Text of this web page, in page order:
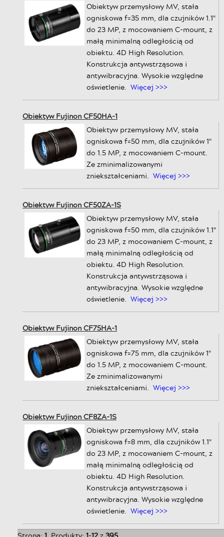
Obiektyw przemysłowy MV, stała
ogniskowa f=35 mm, dla czujników 1.1"
do 23 MP, z mocowaniem C-mount, z
małą minimalną odległością od
obiektu. 4D High Resolution.
Konstrukcja antywstrząsowa i
antywibracyjna. Wysokie względne
oświetlenie. Więcej >>>
Obiektyw Fujinon CF50HA-1
Obiektyw przemysłowy MV, stała
ogniskowa f=50 mm, dla czujników 1"
do 1.5 MP, z mocowaniem C-mount.
Ze zminimalizowanymi
zniekształceniami. Więcej >>>
Obiektyw Fujinon CF50ZA-1S
Obiektyw przemysłowy MV, stała
ogniskowa f=50 mm, dla czujników 1.1"
do 23 MP, z mocowaniem C-mount, z
małą minimalną odległością od
obiektu. 4D High Resolution.
Konstrukcja antywstrząsowa i
antywibracyjna. Wysokie względne
oświetlenie. Więcej >>>
Obiektyw Fujinon CF75HA-1
Obiektyw przemysłowy MV, stała
ogniskowa f=75 mm, dla czujników 1"
do 1.5 MP, z mocowaniem C-mount.
Ze zminimalizowanymi
zniekształceniami. Więcej >>>
Obiektyw Fujinon CF8ZA-1S
Obiektyw przemysłowy MV, stała
ogniskowa f=8 mm, dla czujników 1.1"
do 23 MP, z mocowaniem C-mount, z
małą minimalną odległością od
obiektu. 4D High Resolution.
Konstrukcja antywstrząsowa i
antywibracyjna. Wysokie względne
oświetlenie. Więcej >>>